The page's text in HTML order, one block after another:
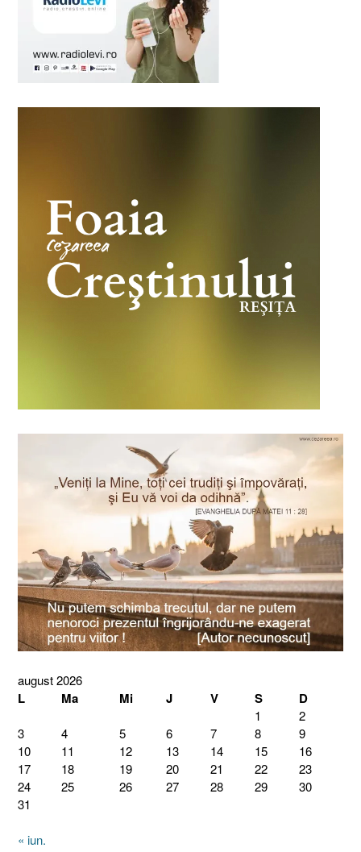
august 2026
L Ma Mi J V S D
1
2
3
4 5 6 7 8
9
10
11 12 13 14 15
16
17
18 19 20 21 22
23
24
25 26 27 28 29
30
31
« iun.